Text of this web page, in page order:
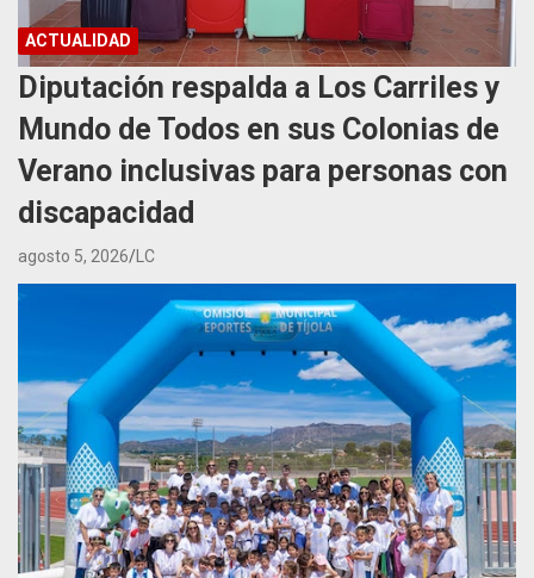
ACTUALIDAD
Diputación respalda a Los Carriles y
Mundo de Todos en sus Colonias de
Verano inclusivas para personas con
discapacidad
agosto 5, 2026 LC